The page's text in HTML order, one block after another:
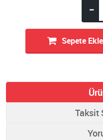
Sepete Ekle
Taksit